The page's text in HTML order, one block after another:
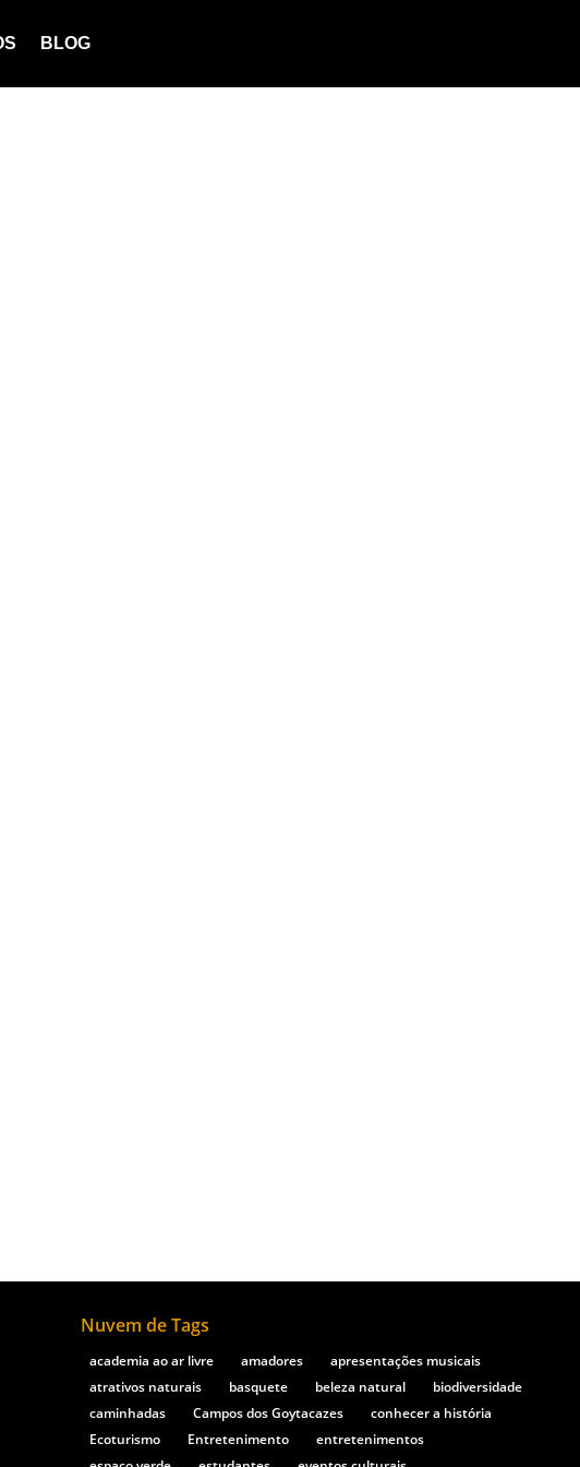
BLOG
Nuvem de Tags
academia ao ar livre amadores
apresentações musicais
atrativos naturais
basquete beleza natural
biodiversidade
caminhadas
Campos dos Goytacazes
conhecer a história
Ecoturismo
Entretenimento
entretenimentos